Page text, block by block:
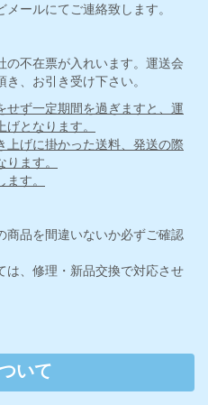
ールにてご連絡致します。
の不在票が入れいます。運送会
、お引き受け下さい。
せず一定期間を過ぎますと、運
となります。
上げに掛かった送料、発送の際
ます。
す。
商品を間違いないか必ずご確認
は、修理・新品交換で対応させ
いて